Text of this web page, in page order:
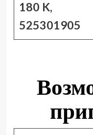
180 K,
525301905